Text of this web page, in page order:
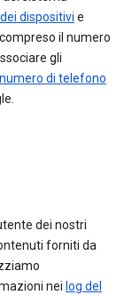
dispositivi e
il numero
gli
numero di telefono
dei nostri
forniti da
nei log del